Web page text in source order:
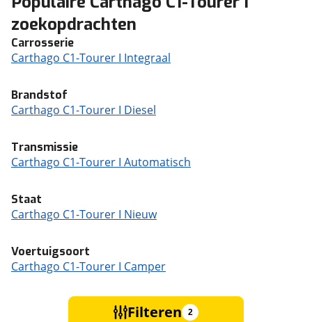
zoekopdrachten
Carrosserie
Carthago C1-Tourer I Integraal
Brandstof
Carthago C1-Tourer I Diesel
Transmissie
Carthago C1-Tourer I Automatisch
Staat
Carthago C1-Tourer I Nieuw
Voertuigsoort
Carthago C1-Tourer I Camper
Filteren 2